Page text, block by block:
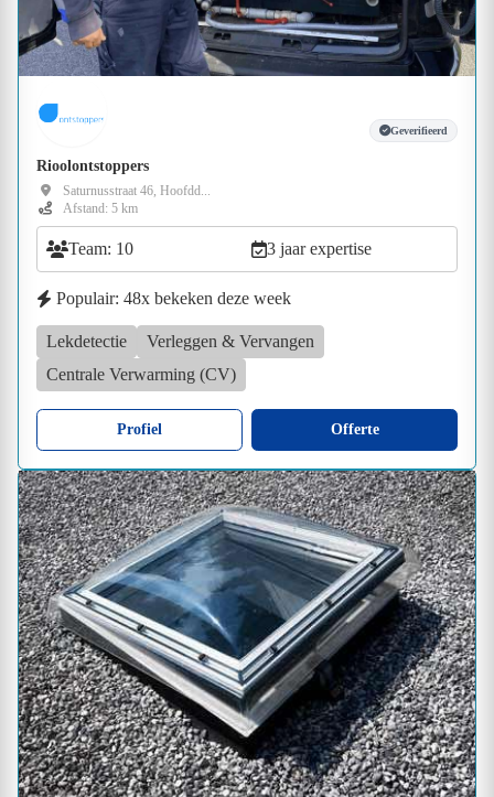
Geverifieerd
Rioolontstoppers
Saturnusstraat 46, Hoofdd...
Afstand: 5 km
Team: 10 3 jaar expertise
Populair: 48x bekeken deze week
Lekdetectie
Verleggen & Vervangen
Centrale Verwarming (CV)
Profiel Offerte